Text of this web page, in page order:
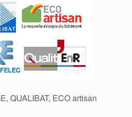
QUALIBAT, ECO artisan